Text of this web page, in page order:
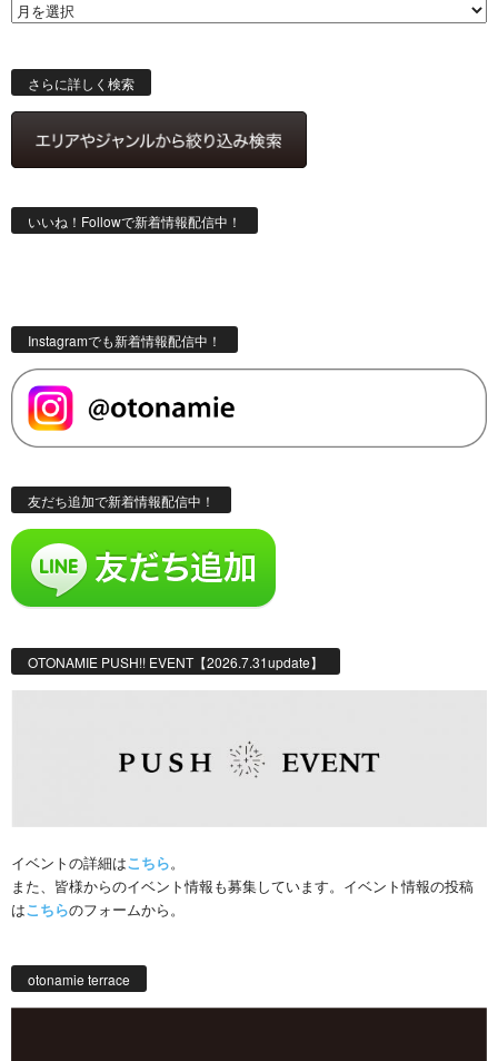
さらに詳しく検索
いいね！Followで新着情報配信中！
Instagramでも新着情報配信中！
友だち追加で新着情報配信中！
OTONAMIE PUSH!! EVENT【2026.7.31update】
イベントの詳細はこちら。
また、皆様からのイベント情報も募集しています。イベント情報の投稿
はこちらのフォームから。
otonamie terrace